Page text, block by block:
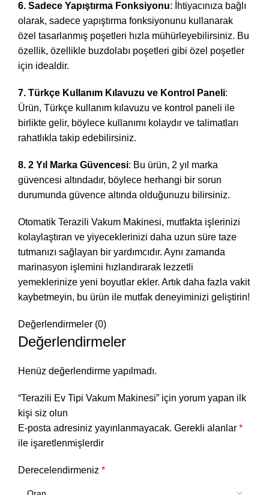
6. Sadece Yapıştırma Fonksiyonu: İhtiyacınıza bağlı
olarak, sadece yapıştırma fonksiyonunu kullanarak
özel tasarlanmış poşetleri hızla mühürleyebilirsiniz. Bu
özellik, özellikle buzdolabı poşetleri gibi özel poşetler
için idealdir.
7. Türkçe Kullanım Kılavuzu ve Kontrol Paneli:
Ürün, Türkçe kullanım kılavuzu ve kontrol paneli ile
birlikte gelir, böylece kullanımı kolaydır ve talimatları
rahatlıkla takip edebilirsiniz.
8. 2 Yıl Marka Güvencesi: Bu ürün, 2 yıl marka
güvencesi altındadır, böylece herhangi bir sorun
durumunda güvence altında olduğunuzu bilirsiniz.
Otomatik Terazili Vakum Makinesi, mutfakta işlerinizi
kolaylaştıran ve yiyeceklerinizi daha uzun süre taze
tutmanızı sağlayan bir yardımcıdır. Aynı zamanda
marinasyon işlemini hızlandırarak lezzetli
yemeklerinize yeni boyutlar ekler. Artık daha fazla vakit
kaybetmeyin, bu ürün ile mutfak deneyiminizi geliştirin!
Değerlendirmeler (0)
Değerlendirmeler
Henüz değerlendirme yapılmadı.
“Terazili Ev Tipi Vakum Makinesi” için yorum yapan ilk
kişi siz olun
E-posta adresiniz yayınlanmayacak. Gerekli alanlar *
ile işaretlenmişlerdir
Derecelendirmeniz *